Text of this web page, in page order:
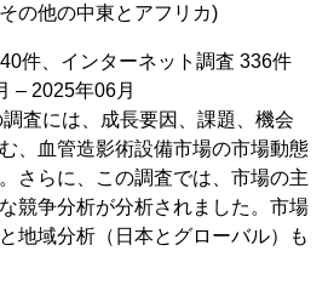
の他の中東とアフリカ)
件、インターネット調査 336件
– 2025年06月
査には、成長要因、課題、機会
、血管造影術設備市場の市場動態
さらに、この調査では、市場の主
競争分析が分析されました。市場
地域分析（日本とグローバル）も